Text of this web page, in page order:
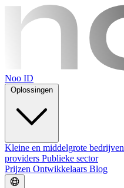
Noo ID
Kleine en middelgrote bedrijven
providers Publieke sector
Prijzen Ontwikkelaars Blog